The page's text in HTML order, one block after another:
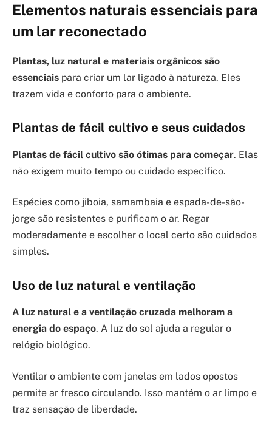
Elementos naturais essenciais para
um lar reconectado
Plantas, luz natural e materiais orgânicos são
essenciais para criar um lar ligado à natureza. Eles
trazem vida e conforto para o ambiente.
Plantas de fácil cultivo e seus cuidados
Plantas de fácil cultivo são ótimas para começar. Elas
não exigem muito tempo ou cuidado específico.
Espécies como jiboia, samambaia e espada-de-são-
jorge são resistentes e purificam o ar. Regar
moderadamente e escolher o local certo são cuidados
simples.
Uso de luz natural e ventilação
A luz natural e a ventilação cruzada melhoram a
energia do espaço. A luz do sol ajuda a regular o
relógio biológico.
Ventilar o ambiente com janelas em lados opostos
permite ar fresco circulando. Isso mantém o ar limpo e
traz sensação de liberdade.